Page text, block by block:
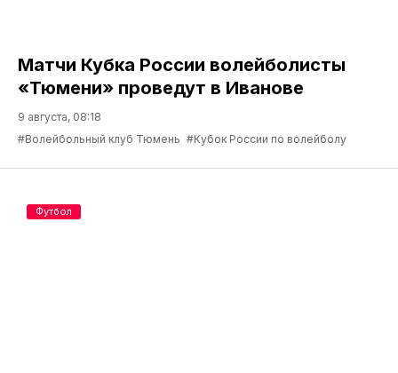
Матчи Кубка России волейболисты
«Тюмени» проведут в Иванове
9 августа, 08:18
#Волейбольный клуб Тюмень #Кубок России по волейболу
Футбол